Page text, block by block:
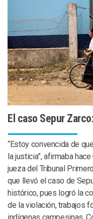
El caso Sepur
“Estoy convencida de
la justicia”, afirmaba
jueza del Tribunal
que llevó el caso de
histórico, pues logró la
de la violación, trabajos